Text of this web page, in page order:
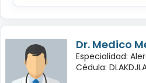
Dr. Medico
Especialidad:
Cédula: